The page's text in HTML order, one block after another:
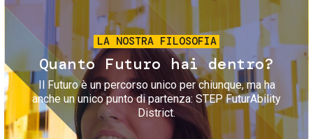
LA NOSTRA FILOSOFIA
Quanto Futuro hai dentro?
Il Futuro è un percorso unico per chiunque, ma ha
anche un unico punto di partenza: STEP FuturAbility
District.